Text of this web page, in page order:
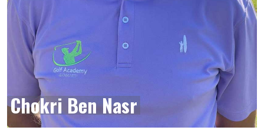
Chokri Ben Nasr